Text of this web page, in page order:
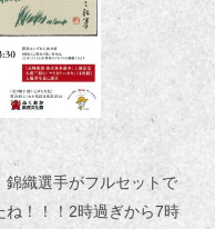
錦織選手がフルセットで
ね！！！2時過ぎから7時